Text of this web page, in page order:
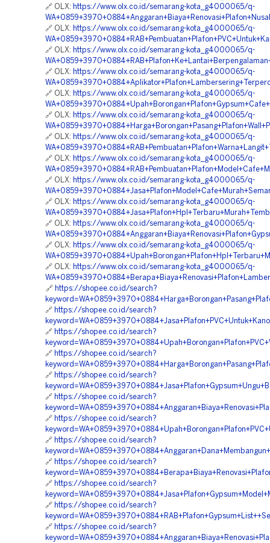
🔗 OLX: https://www.olx.co.id/semarang-kota_g4000065/q-
🔗 OLX: https://www.olx.co.id/semarang-kota_g4000065/q-
🔗 OLX: https://www.olx.co.id/semarang-kota_g4000065/q-
🔗 OLX: https://www.olx.co.id/semarang-kota_g4000065/q-
🔗 OLX: https://www.olx.co.id/semarang-kota_g4000065/q-
🔗 OLX: https://www.olx.co.id/semarang-kota_g4000065/q-
🔗 OLX: https://www.olx.co.id/semarang-kota_g4000065/q-
🔗 OLX: https://www.olx.co.id/semarang-kota_g4000065/q-
🔗 OLX: https://www.olx.co.id/semarang-kota_g4000065/q-
🔗 OLX: https://www.olx.co.id/semarang-kota_g4000065/q-
🔗 OLX: https://www.olx.co.id/semarang-kota_g4000065/q-
🔗 OLX: https://www.olx.co.id/semarang-kota_g4000065/q-
🔗 OLX: https://www.olx.co.id/semarang-kota_g4000065/q-
🔗 https://shopee.co.id/search?
🔗 https://shopee.co.id/search?
🔗 https://shopee.co.id/search?
🔗 https://shopee.co.id/search?
🔗 https://shopee.co.id/search?
🔗 https://shopee.co.id/search?
🔗 https://shopee.co.id/search?
🔗 https://shopee.co.id/search?
🔗 https://shopee.co.id/search?
🔗 https://shopee.co.id/search?
🔗 https://shopee.co.id/search?
🔗 https://shopee.co.id/search?